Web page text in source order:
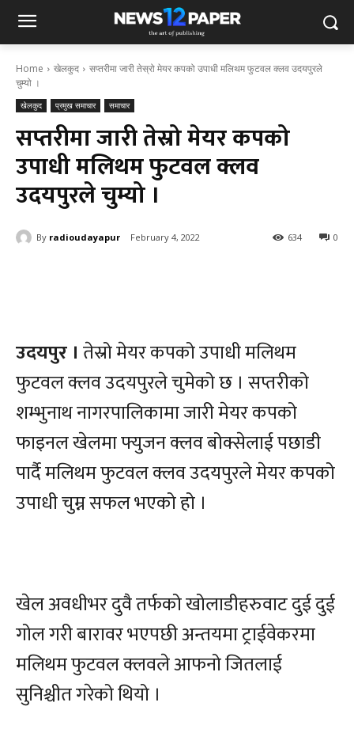
Home खेलकुद
सप्तरीमा जारी तेस्रो मेयर कपको उपाधी मलिथम फुटवल क्लव उदयपुरले
चुम्यो ।
खेलकुद प्रमुख समाचार समाचार
सप्तरीमा जारी तेस्रो मेयर कपको
उपाधी मलिथम फुटवल क्लव
उदयपुरले चुम्यो ।
By radioudayapur February 4, 2022 0
634
उदयपुर । तेस्रो मेयर कपको उपाधी मलिथम
फुटवल क्लव उदयपुरले चुमेको छ । सप्तरीको
शम्भुनाथ नागरपालिकामा जारी मेयर कपको
फाइनल खेलमा फ्युजन क्लव बोक्सेलाई पछाडी
पार्दै मलिथम फुटवल क्लव उदयपुरले मेयर कपको
उपाधी चुम्न सफल भएको हो ।
खेल अवधीभर दुवै तर्फको खोलाडीहरुवाट दुई दुई
गोल गरी बारावर भएपछी अन्तयमा ट्राईवेकरमा
मलिथम फुटवल क्लवले आफनो जितलाई
सुनिश्चीत गरेको थियो ।